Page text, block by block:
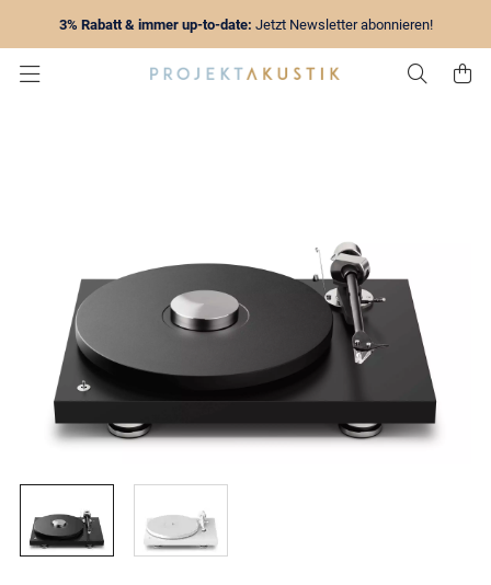
3% Rabatt & immer up-to-date: Jetzt Newsletter abonnieren!
Zur